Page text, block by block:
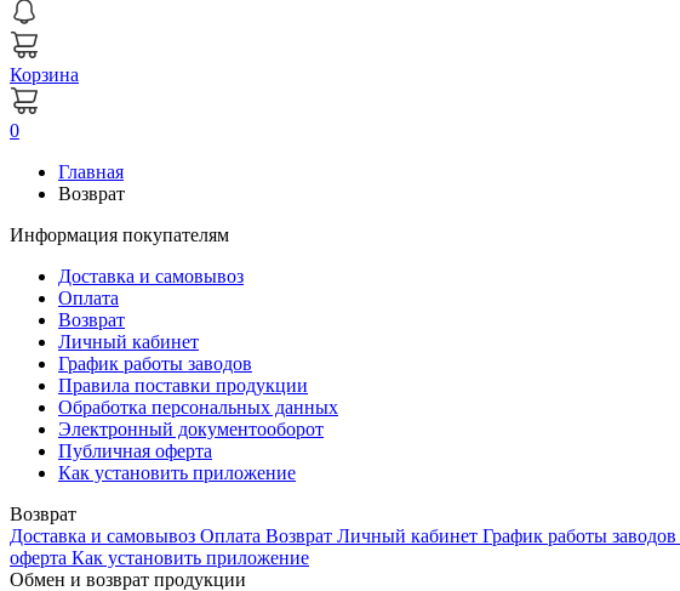
Корзина
0
Главная
Возврат
Информация покупателям
Доставка и самовывоз
Оплата
Возврат
Личный кабинет
График работы заводов
Правила поставки продукции
Обработка персональных данных
Электронный документооборот
Публичная оферта
Как установить приложение
Возврат
Доставка и самовывоз Оплата Возврат Личный кабинет График работы заводов
оферта Как установить приложение
Обмен и возврат продукции